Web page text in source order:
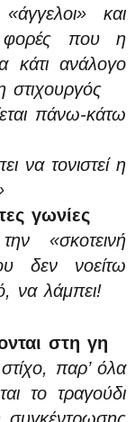
και
φορές που η
κάτι ανάλογο
στιχουργός
πάνω-κάτω
να τονιστεί η
γωνίες
«σκοτεινή
δεν νοείτω
να λάμπει!
στη γη
παρ’ όλα
το τραγούδι